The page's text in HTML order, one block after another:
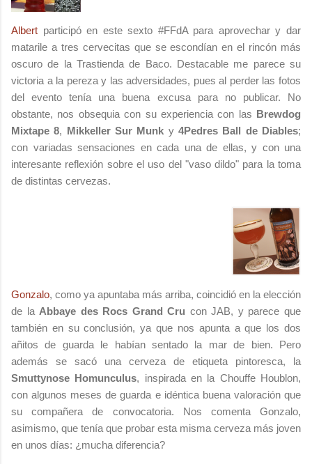
Albert participó en este sexto #FFdA para aprovechar y dar
matarile a tres cervecitas que se escondían en el rincón más
oscuro de la Trastienda de Baco. Destacable me parece su
victoria a la pereza y las adversidades, pues al perder las fotos
del evento tenía una buena excusa para no publicar. No
obstante, nos obsequia con su experiencia con las Brewdog
Mixtape 8, Mikkeller Sur Munk y4Pedres Ball de Diables;
con variadas sensaciones en cada una de ellas, y con una
interesante reflexión sobre el uso del "vaso dildo" para la toma
de distintas cervezas.
Gonzalo, como ya apuntaba más arriba, coincidió en la elección
de la Abbaye des Rocs Grand Cru con JAB, y parece que
también en su conclusión, ya que nos apunta a que los dos
añitos de guarda le habían sentado la mar de bien. Pero
además se sacó una cerveza de etiqueta pintoresca, la
Smuttynose Homunculus, inspirada en la Chouffe Houblon,
con algunos meses de guarda e idéntica buena valoración que
su compañera de convocatoria. Nos comenta Gonzalo,
asimismo, que tenía que probar esta misma cerveza más joven
en unos días: ¿mucha diferencia?